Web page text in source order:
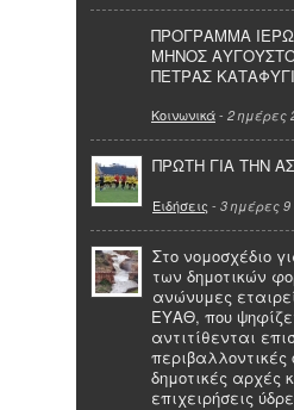
ΠΡΟΓΡΑΜΜΑ
ΜΗΝΟΣ
ΠΕΤΡΑΣ
Κοινωνικά- 2 ημέρες
ΠΡΩΤΗ ΓΙΑ ΤΗΝ
Ειδήσεις - 3 ημέρες
Στο νομοσχέδιο
των δημοτικών
ανώνυμες
ΕΥΑΘ, που
αντιτίθενται
δημοτικές αρχές
επιχειρήσεις